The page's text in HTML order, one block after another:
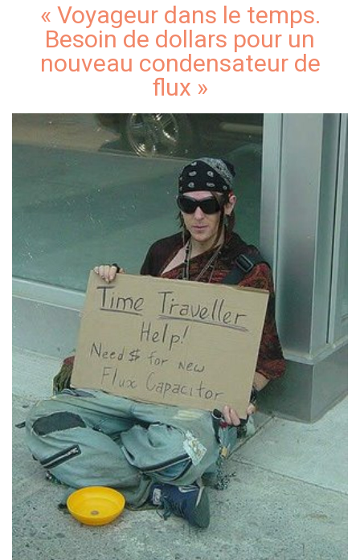
« Voyageur dans le temps.
Besoin de dollars pour un
nouveau condensateur de
flux »